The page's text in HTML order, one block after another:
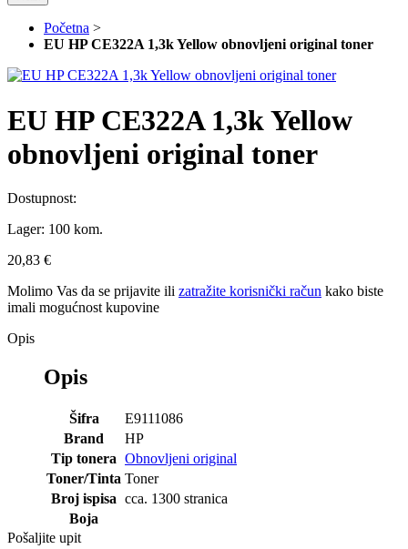
Početna >
EU HP CE322A 1,3k Yellow obnovljeni original toner
EU HP CE322A 1,3k Yellow
obnovljeni original toner
Dostupnost:
Lager: 100 kom.
20,83 €
Molimo Vas da se prijavite ili zatražite korisnički račun kako biste
imali mogućnost kupovine
Opis
Opis
Šifra
E9111086
Brand
HP
Tip tonera Obnovljeni original
Toner/Tinta Toner
Broj ispisa cca. 1300 stranica
Boja
Pošaljite upit